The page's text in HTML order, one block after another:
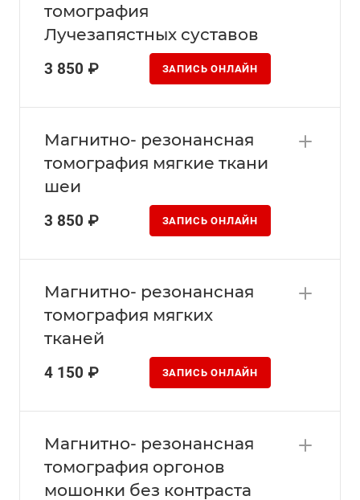
томография
Лучезапястных суставов
3 850 ₽ ЗАПИСЬ ОНЛАЙН
Магнитно- резонансная
томография мягкие ткани
шеи
3 850 ₽ ЗАПИСЬ ОНЛАЙН
Магнитно- резонансная
томография мягких
тканей
4 150 ₽ ЗАПИСЬ ОНЛАЙН
Магнитно- резонансная
томография оргонов
мошонки без контраста